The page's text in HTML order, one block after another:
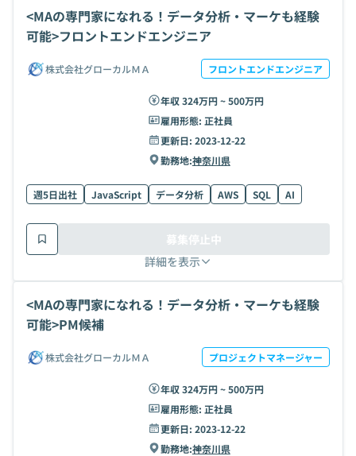
<MAの専門家になれる！データ分析・マーケも経験
可能>フロントエンドエンジニア
株式会社グローカルＭＡ フロントエンドエンジニア
年収 324万円 ~ 500万円
雇用形態: 正社員
更新日: 2023-12-22
勤務地:神奈川県
週5日出社 JavaScript データ分析 AWS SQL AI
詳細を表示
募集停止中
<MAの専門家になれる！データ分析・マーケも経験
可能>PM候補
株式会社グローカルＭＡ プロジェクトマネージャー
年収 324万円 ~ 500万円
雇用形態: 正社員
更新日: 2023-12-22
勤務地:神奈川県